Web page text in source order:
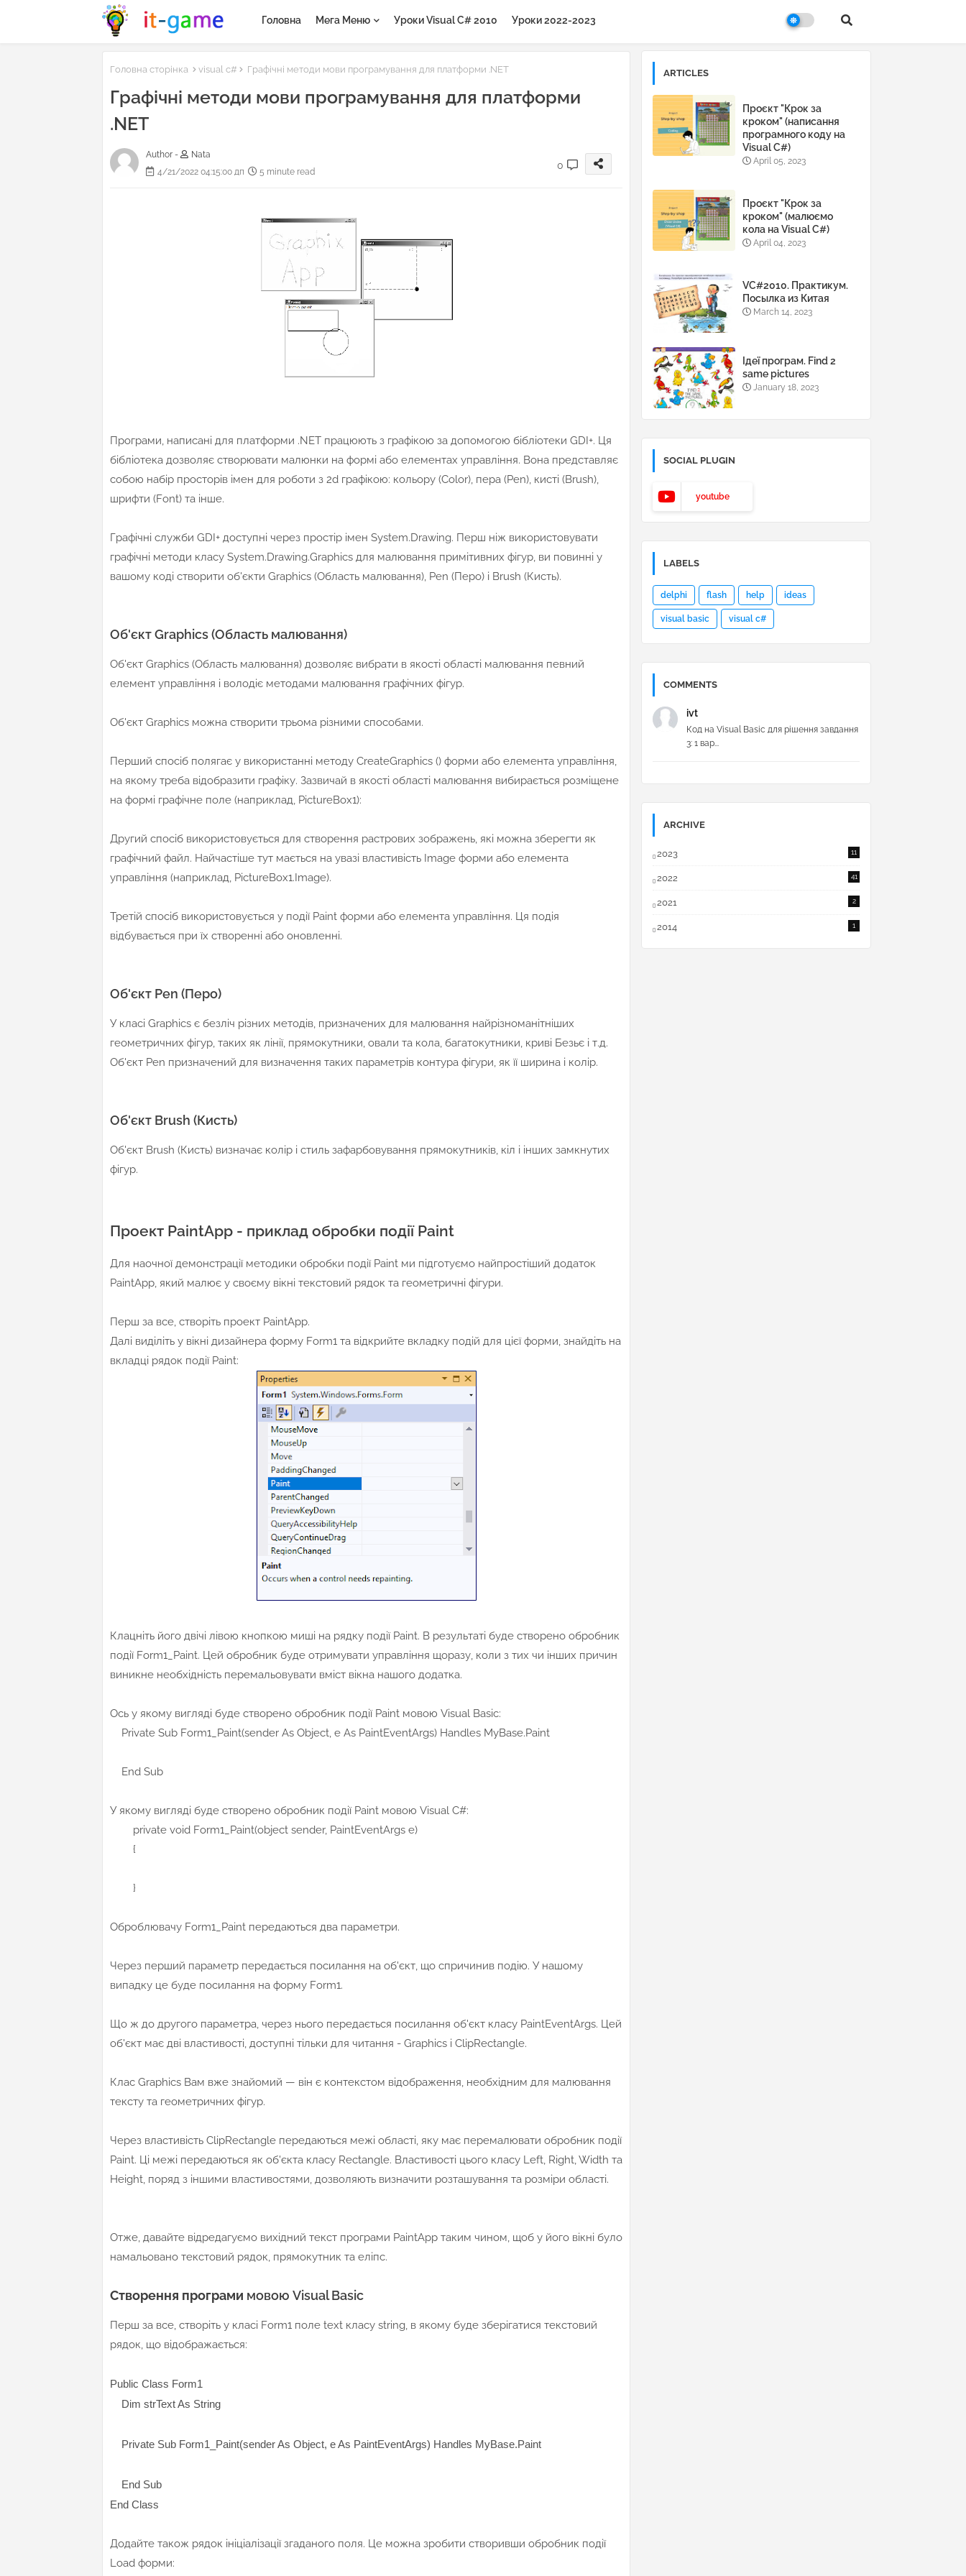
Головна Мега Меню Уроки Visual C# 2010 Уроки 2022-2023
Головна сторінка visual c# Графічні методи мови програмування для платформи .NET
Графічні методи мови програмування для платформи
.NET
Author -
Nata
4/21/2022 04:15:00 дп
5 minute read
0
Програми, написані для платформи .NET працюють з графікою за допомогою бібліотеки GDI+. Ця
бібліотека дозволяє створювати малюнки на формі або елементах управління. Вона представляє
собою набір просторів імен для роботи з 2d графікою: кольору (Color), пера (Pen), кисті (Brush),
шрифти (Font) та інше.
Графічні служби GDI+ доступні через простір імен System.Drawing. Перш ніж використовувати
графічні методи класу System.Drawing.Graphics для малювання примітивних фігур, ви повинні у
вашому коді створити об'єкти Graphics (Область малювання), Реn (Перо) і Brush (Кисть).
Об'єкт Graphics (Область малювання)
Об'єкт Graphics (Область малювання) дозволяє вибрати в якості області малювання певний
елемент управління і володіє методами малювання графічних фігур.
Об'єкт Graphics можна створити трьома різними способами.
Перший спосіб полягає у використанні методу CreateGraphics () форми або елемента управління,
на якому треба відобразити графіку. Зазвичай в якості області малювання вибирається розміщене
на формі графічне поле (наприклад, PictureBox1):
Другий спосіб використовується для створення растрових зображень, які можна зберегти як
графічний файл. Найчастіше тут мається на увазі властивість Image форми або елемента
управління (наприклад, PictureBox1.Image).
Третій спосіб використовується у події Paint форми або елемента управління. Ця подія
відбувається при їх створенні або оновленні.
Об'єкт Pen (Перо)
У класі Graphics є безліч різних методів, призначених для малювання найрізноманітніших
геометричних фігур, таких як лінії, прямокутники, овали та кола, багатокутники, криві Безьє і т.д.
Об'єкт Pen призначений для визначення таких параметрів контура фігури, як її ширина і колір.
Об'єкт Brush (Кисть)
Об'єкт Brush (Кисть) визначає колір і стиль зафарбовування прямокутників, кіл і інших замкнутих
фігур.
Проект PaintApp - приклад обробки події Paint
Для наочної демонстрації методики обробки події Paint ми підготуємо найпростіший додаток
PaintApp, який малює у своєму вікні текстовий рядок та геометричні фігури.
Перш за все, створіть проект PaintApp.
Далі виділіть у вікні дизайнера форму Form1 та відкрийте вкладку подій для цієї форми, знайдіть на
вкладці рядок події Paint:
Клацніть його двічі лівою кнопкою миші на рядку події Paint. В результаті буде створено обробник
події Form1_Paint. Цей обробник буде отримувати управління щоразу, коли з тих чи інших причин
виникне необхідність перемальовувати вміст вікна нашого додатка.
Ось у якому вигляді буде створено обробник події Paint мовою Visual Basic:
Private Sub Form1_Paint(sender As Object, e As PaintEventArgs) Handles MyBase.Paint
End Sub
У якому вигляді буде створено обробник події Paint мовою Visual C#:
private void Form1_Paint(object sender, PaintEventArgs e)
{
}
Оброблювачу Form1_Paint передаються два параметри.
Через перший параметр передається посилання на об'єкт, що спричинив подію. У нашому
випадку це буде посилання на форму Form1.
Що ж до другого параметра, через нього передається посилання об'єкт класу PaintEventArgs. Цей
об'єкт має дві властивості, доступні тільки для читання - Graphics і ClipRectangle.
Клас Graphics Вам вже знайомий — він є контекстом відображення, необхідним для малювання
тексту та геометричних фігур.
Через властивість ClipRectangle передаються межі області, яку має перемалювати обробник події
Paint. Ці межі передаються як об'єкта класу Rectangle. Властивості цього класу Left, Right, Width та
Height, поряд з іншими властивостями, дозволяють визначити розташування та розміри області.
Отже, давайте відредагуємо вихідний текст програми PaintApp таким чином, щоб у його вікні було
намальовано текстовий рядок, прямокутник та еліпс.
Створення програми мовою Visual Basic
Перш за все, створіть у класі Form1 поле text класу string, в якому буде зберігатися текстовий
рядок, що відображається:
Public Class Form1
Dim strText As String
Private Sub Form1_Paint(sender As Object, e As PaintEventArgs) Handles MyBase.Paint
End Sub
End Class
Додайте також рядок ініціалізації згаданого поля. Це можна зробити створивши обробник події
Load форми:
ARTICLES
Проєкт "Крок за
кроком" (написання
програмного коду на
Visual C#)
April 05, 2023
Проєкт "Крок за
кроком" (малюємо
кола на Visual C#)
April 04, 2023
VC#2010. Практикум.
Посылка из Китая
March 14, 2023
Ідеї програм. Find 2
same pictures
January 18, 2023
SOCIAL PLUGIN
youtube
LABELS
delphi flash help ideas
visual basic visual c#
COMMENTS
ivt
Код на Visual Basic для рішення завдання
3: 1 вар...
ARCHIVE
2023 11
2022 41
2021 2
2014 1